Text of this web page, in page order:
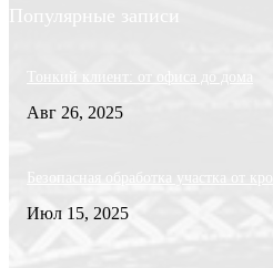
Популярные записи
Тонкий клиент: от офиса до дома
Авг 26, 2025
Безопасная обработка участка от
Июл 15, 2025